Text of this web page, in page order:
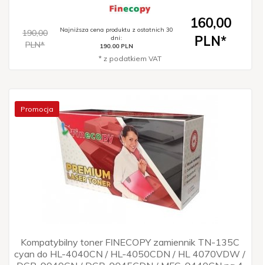
190,00
PLN*
Najniższa cena produktu z ostatnich 30
dni:
190.00 PLN
160,00
PLN*
* z podatkiem VAT
Promocja
Kompatybilny toner FINECOPY zamiennik TN-135C
cyan do HL-4040CN / HL-4050CDN / HL 4070VDW /